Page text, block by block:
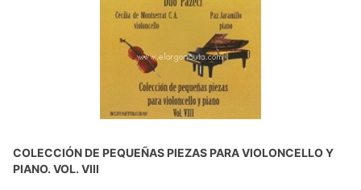
COLECCIÓN DE PEQUEÑAS PIEZAS PARA VIOLONCELLO Y
PIANO. VOL. VIII